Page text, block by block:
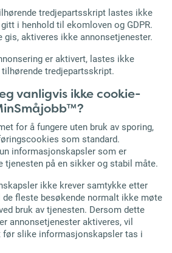
tredjepartsskript lastes ikke
i henhold til ekomloven og GDPR.
aktiveres ikke annonsetjenester.
er aktivert, lastes ikke
tredjepartsskript.
vanligvis ikke cookie-
for å fungere uten bruk av sporing,
som standard.
informasjonskapsler som er
tjenesten på en sikker og stabil måte.
ikke krever samtykke etter
de fleste besøkende normalt ikke møte
bruk av tjenesten. Dersom dette
annonsetjenester aktiveres, vil
slike informasjonskapsler tas i